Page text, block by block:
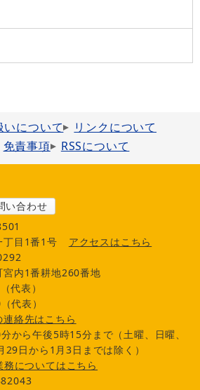
いについて
リンクについて
免責事項 RSSについて
い合わせ
丁目1番1号
アクセスはこちら
内1番耕地260番地
代表）
代表）
絡先はこちら
から午後5時15分まで（土曜、日曜、
29日から1月3日までは除く）
務についてはこちら